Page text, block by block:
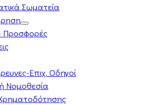
Σωματεία
Προσφορές
Επιχ. Οδηγοί
Νομοθεσία